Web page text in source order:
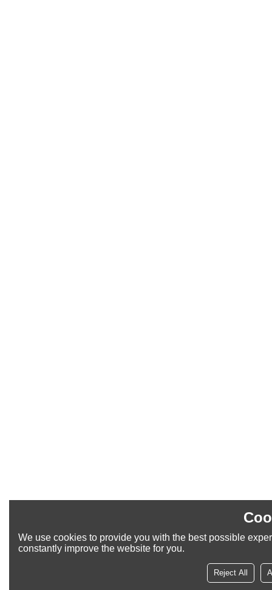
We use cookies to provide you with the best possible
constantly improve the website for you.
Reject All